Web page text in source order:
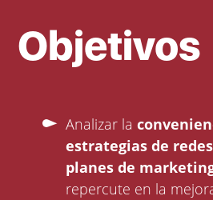
Objetivos
Analizar la
estrategias de
planes de
repercute en la